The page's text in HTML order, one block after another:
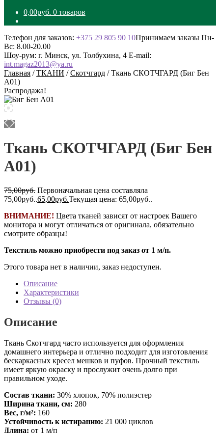
0,00руб. 0 товаров
Телефон для заказов: +375 29 805 90 10Принимаем заказы Пн-
Вс: 8.00-20.00
Шоу-рум: г. Минск, ул. Толбухина, 4 E-mail:
int.magaz2013@ya.ru
Главная /ТКАНИ /Скотчгард /Ткань СКОТЧГАРД (Биг Бен
А01)
Распродажа!
Ткань СКОТЧГАРД (Биг Бен
А01)
75,00руб. Первоначальная цена составляла
75,00руб..65,00руб.Текущая цена: 65,00руб..
ВНИМАНИЕ! Цвета тканей зависят от настроек Вашего
монитора и могут отличаться от оригинала, обязательно
смотрите образцы!
Текстиль можно приобрести под заказ от 1 м/п.
Этого товара нет в наличии, заказ недоступен.
Описание
Характеристики
Отзывы (0)
Описание
Ткань Скотчгард часто используется для оформления
домашнего интерьера и отлично подходит для изготовления
бескаркасных кресел мешков и пуфов. Прочный текстиль
имеет яркую окраску и прослужит очень долго при
правильном уходе.
Состав ткани: 30% хлопок, 70% полиэстер
Ширина ткани, см: 280
Вес, г/м²: 160
Устойчивость к истиранию: 21 000 циклов
Длина: от 1 м/п